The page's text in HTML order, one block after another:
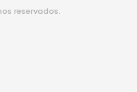
reservados.